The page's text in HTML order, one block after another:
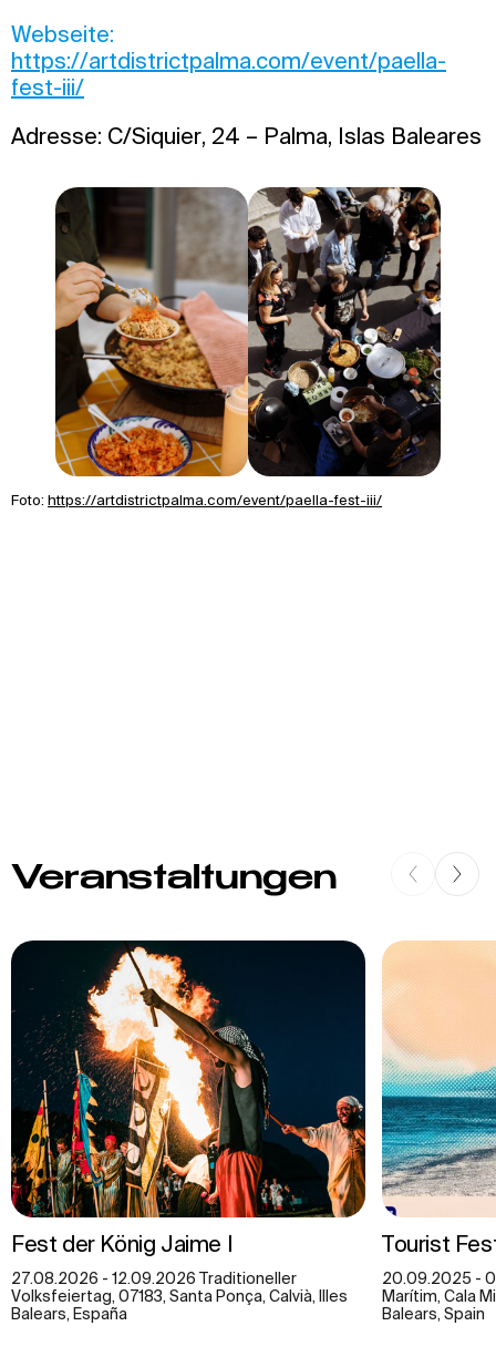
Webseite:
https://artdistrictpalma.com/event/paella-
fest-iii/
Adresse: C/Siquier, 24 – Palma, Islas Baleares
Foto: https://artdistrictpalma.com/event/paella-fest-iii/
Veranstaltungen
Fest der König Jaime I
27.08.2026 - 12.09.2026 Traditioneller
Volksfeiertag, 07183, Santa Ponça, Calvià, Illes
Balears, España
Tourist
20.09.2025 -
Marítim, Cala
Balears, Spain